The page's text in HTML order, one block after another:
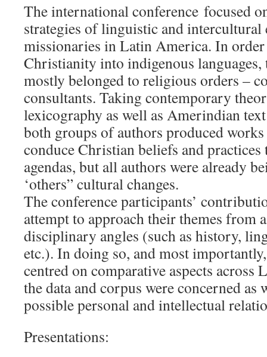
The international conference focused
strategies of linguistic and intercultural
missionaries in Latin America. In
Christianity into indigenous languages,
mostly belonged to religious orders –
consultants. Taking contemporary
lexicography as well as Amerindian
both groups of authors produced
conduce Christian beliefs and
agendas, but all authors were already
‘others” cultural changes.
The conference participants’
attempt to approach their themes from
disciplinary angles (such as history,
etc.). In doing so, and most
centred on comparative aspects across
the data and corpus were concerned as
possible personal and intellectual
Presentations: